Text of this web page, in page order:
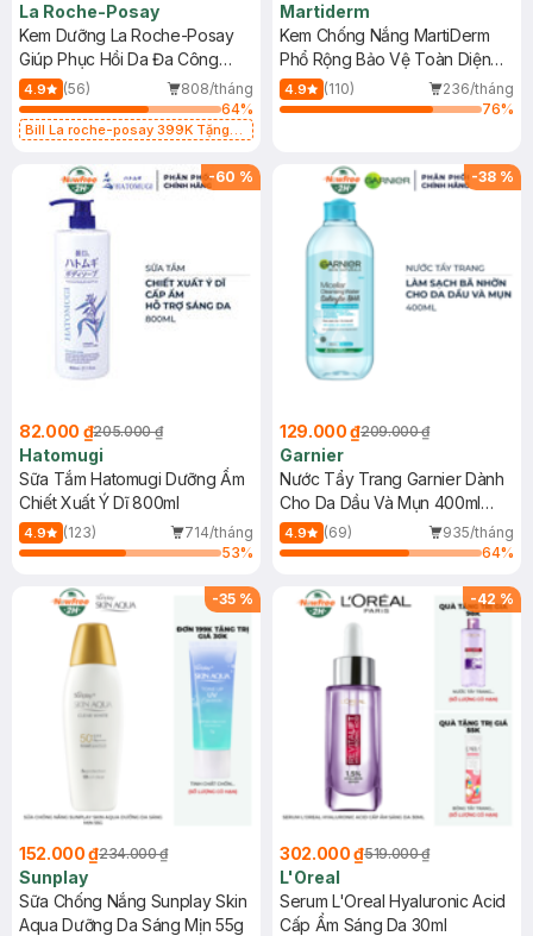
La Roche-Posay
Kem Dưỡng La Roche-Posay
Giúp Phục Hồi Da Đa Công
Dụng 40ml
4.9 (56)
808/tháng
64%
Bill La roche-posay 399K Tặng
(SL có hạn)
Martiderm
Kem Chống Nắng MartiDerm
Phổ Rộng Bảo Vệ Toàn Diện
40ml
4.9 (110)
236/tháng
76%
-60 %
82.000 ₫205.000 ₫
Hatomugi
Sữa Tắm Hatomugi Dưỡng Ẩm
Chiết Xuất Ý Dĩ 800ml
4.9 (123)
714/tháng
53%
-38 %
129.000 ₫209.000 ₫
Garnier
Nước Tẩy Trang Garnier Dành
Cho Da Dầu Và Mụn 400ml
(Mới)
4.9 (69)
935/tháng
64%
-35 %
152.000 ₫234.000 ₫
Sunplay
Sữa Chống Nắng Sunplay Skin
Aqua Dưỡng Da Sáng Mịn 55g
-42 %
302.000 ₫519.000 ₫
L'Oreal
Serum L'Oreal Hyaluronic Acid
Cấp Ẩm Sáng Da 30ml